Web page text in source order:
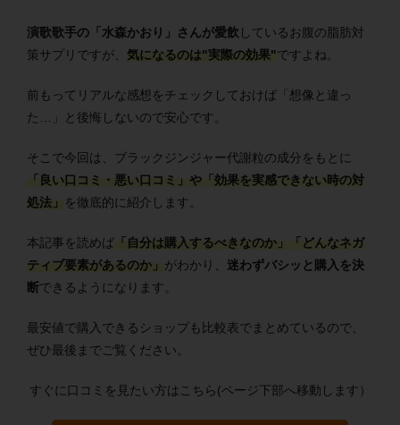
演歌歌手の「水森かおり」さんが愛飲 しているお腹の脂肪対
策サプリですが、 気になるのは"実際の効果"ですよね。
前もってリアルな感想をチェックしておけば「想像と違っ
た…」と後悔しないので安心です。
そこで今回は、ブラックジンジャー代謝粒の成分をもとに
「良い口コミ・悪い口コミ」や「効果を実感できない時の対
処法」
を徹底的に紹介します。
本記事を読めば 「自分は購入するべきなのか」「どんなネガ
ティブ要素があるのか」 がわかり、 迷わずバシッと購入を決
断できるようになります。
最安値で購入できるショップも比較表でまとめているので、
ぜひ最後までご覧ください。
すぐに口コミを見たい方はこちら(ページ下部へ移動します）